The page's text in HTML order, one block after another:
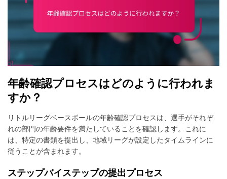
年齢確認プロセスはどのように行われま
すか？
リトルリーグベースボールの年齢確認プロセスは、選手がそれぞ
れの部門の年齢要件を満たしていることを確認します。これに
は、特定の書類を提出し、地域リーグが設定したタイムラインに
従うことが含まれます。
ステップバイステップの提出プロセス